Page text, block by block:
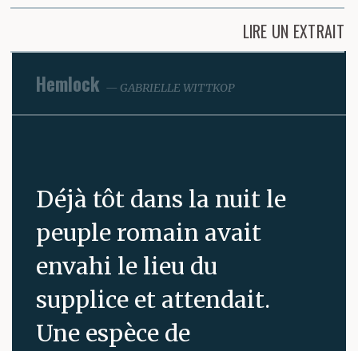
LIRE UN EXTRAIT
Hemlock GABRIELLE WITTKOP
Déjà tôt dans la nuit le
peuple romain avait
envahi le lieu du
supplice et attendait.
Une espèce de